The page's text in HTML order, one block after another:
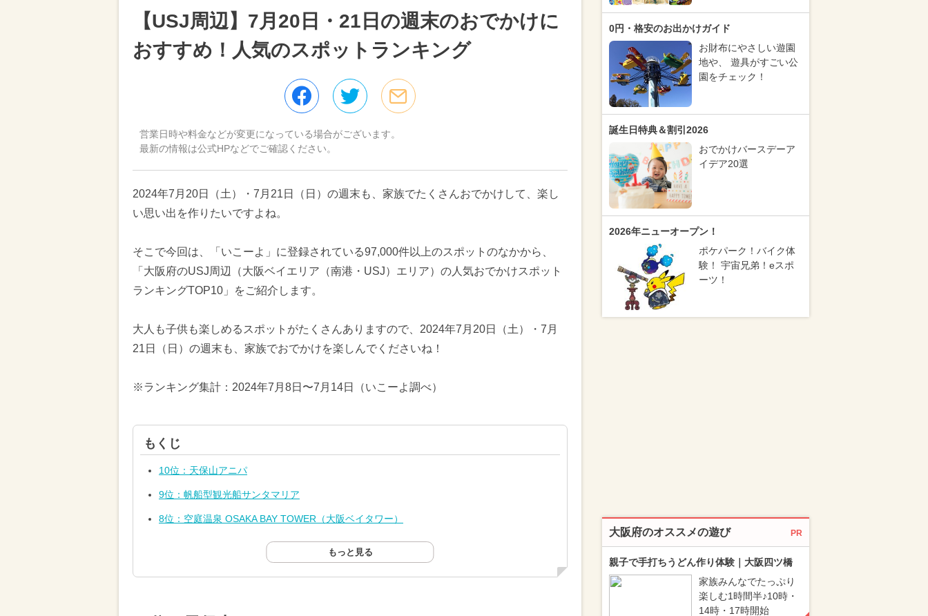
【USJ周辺】7月20日・21日の週末のおでかけに
おすすめ！人気のスポットランキング
営業日時や料金などが変更になっている場合がございます。
最新の情報は公式HPなどでご確認ください。
2024年7月20日（土）・7月21日（日）の週末も、家族でたくさんおでかけして、楽し
い思い出を作りたいですよね。
そこで今回は、「いこーよ」に登録されている97,000件以上のスポットのなかから、
「大阪府のUSJ周辺（大阪ベイエリア（南港・USJ）エリア）の人気おでかけスポット
ランキングTOP10」をご紹介します。
大人も子供も楽しめるスポットがたくさんありますので、2024年7月20日（土）・7月
21日（日）の週末も、家族でおでかけを楽しんでくださいね！
※ランキング集計：2024年7月8日〜7月14日（いこーよ調べ）
もくじ
10位：天保山アニパ
9位：帆船型観光船サンタマリア
8位：空庭温泉 OSAKA BAY TOWER（大阪ベイタワー）
もっと見る
0円・格安のお出かけガイド
お財布にやさしい遊園
地や、 遊具がすごい公
園をチェック！
誕生日特典＆割引2026
おでかけバースデーア
イデア20選
2026年ニューオープン！
ポケパーク！バイク体
験！ 宇宙兄弟！eスポ
ーツ！
大阪府のオススメの遊び PR
親子で手打ちうどん作り体験｜大阪四ツ橋
家族みんなでたっぷり
楽しむ1時間半♪10時・
14時・17時開始